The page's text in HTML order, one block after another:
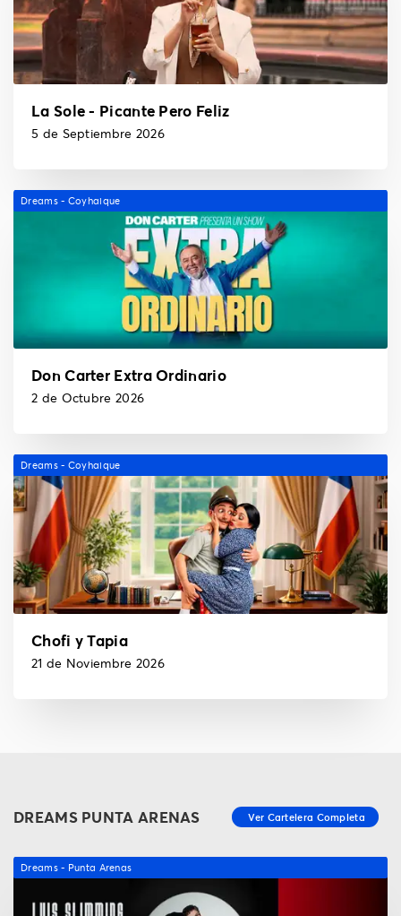
La Sole - Picante Pero Feliz
5 de Septiembre 2026
Dreams - Coyhaique
Don Carter Extra Ordinario
2 de Octubre 2026
Dreams - Coyhaique
Chofi y Tapia
21 de Noviembre 2026
DREAMS PUNTA ARENAS
Dreams - Punta Arenas